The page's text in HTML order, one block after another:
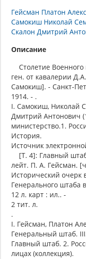
Гейсман Платон
Самокиш Николай
Скалон Дмитрий
Описание
Столетие Военного
ген. от кавалерии
Самокиш]. - Санкт-
1914. - .
I. Самокиш, Николай
Дмитрий Антонович
министерство.1.
История.
Источник
[Т. 4]: Главный штаб
лейт. П. А. Гейсман.
Исторический очерк
Генерального штаба
12 л. карт : ил.. -
2 тит. л.
.
I. Гейсман, Платон
Генеральный штаб.
Главный штаб. 2.
лицах (коллекция).